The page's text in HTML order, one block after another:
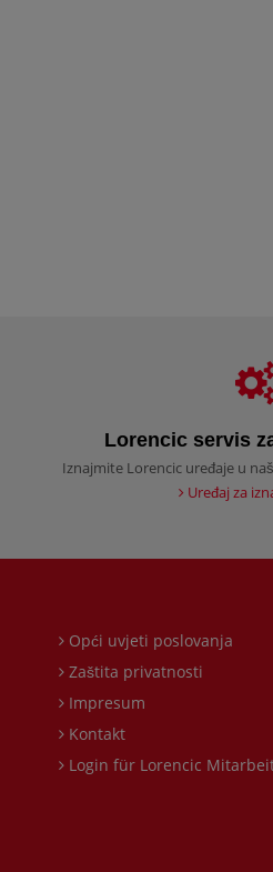
Lorencic servis
Iznajmite Lorencic uređaje u
Uređaj za
Opći uvjeti poslovanja
Zaštita privatnosti
Impresum
Kontakt
Login für Lorencic